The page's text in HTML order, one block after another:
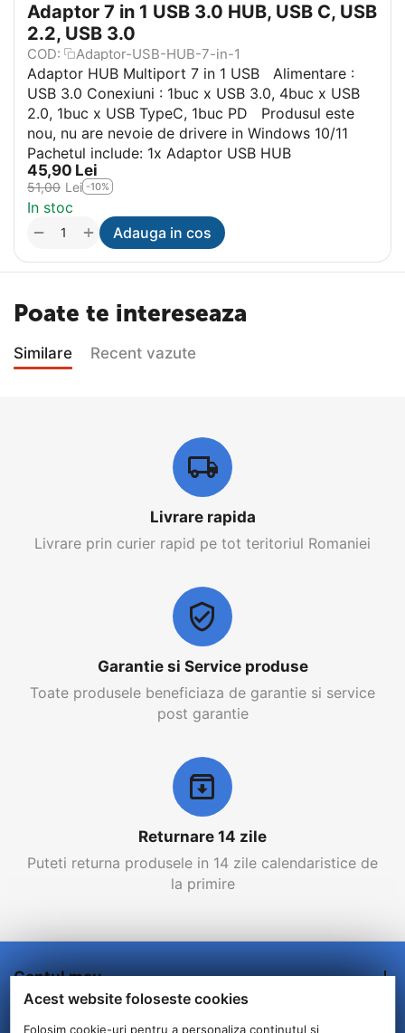
Adaptor 7 in 1 USB 3.0 HUB, USB C, USB
2.2, USB 3.0
COD: Adaptor-USB-HUB-7-in-1
Adaptor HUB Multiport 7 in 1 USB Alimentare :
USB 3.0 Conexiuni : 1buc x USB 3.0, 4buc x USB
2.0, 1buc x USB TypeC, 1buc PD Produsul este
nou, nu are nevoie de drivere in Windows 10/11
Pachetul include: 1x Adaptor USB HUB
45,90 Lei
51,00 Lei -10%
In stoc
+
− Adauga in cos
Poate te intereseaza
Similare Recent vazute
Livrare rapida
Livrare prin curier rapid pe tot teritoriul Romaniei
Garantie si Service produse
Toate produsele beneficiaza de garantie si service
post garantie
Returnare 14 zile
Puteti returna produsele in 14 zile calendaristice de
la primire
Contul meu
Comenzi/Livrare
Acest website foloseste cookies
Folosim cookie-uri pentru a personaliza conținutul și